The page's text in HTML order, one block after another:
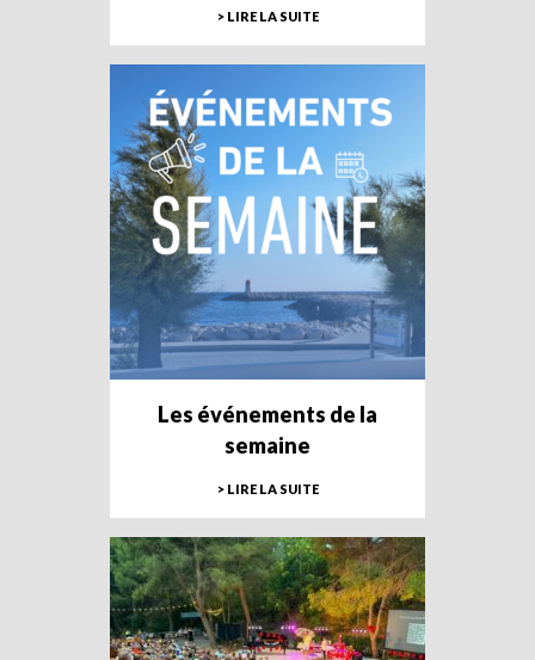
> LIRE LA SUITE
Les événements de la
semaine
> LIRE LA SUITE